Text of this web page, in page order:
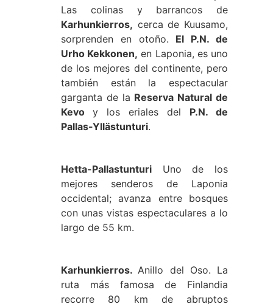
Las colinas y barrancos de
Karhunkierros, cerca de Kuusamo,
sorprenden en otoño. El P.N. de
Urho Kekkonen, en Laponia, es uno
de los mejores del continente, pero
también están la espectacular
garganta de la Reserva Natural de
Kevo y los eriales del P.N. de
Pallas-Yllästunturi.
Hetta-Pallastunturi Uno de los
mejores senderos de Laponia
occidental; avanza entre bosques
con unas vistas espectaculares a lo
largo de 55 km.
Karhunkierros.Anillo del Oso. La
ruta más famosa de Finlandia
recorre 80 km de abruptos